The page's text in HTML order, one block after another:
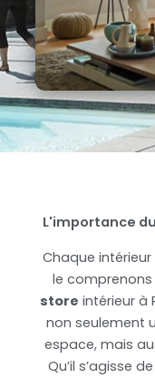
L'importance
Chaque
le
store intérieur à
non seulement
espace, mais
Qu’il s’agisse